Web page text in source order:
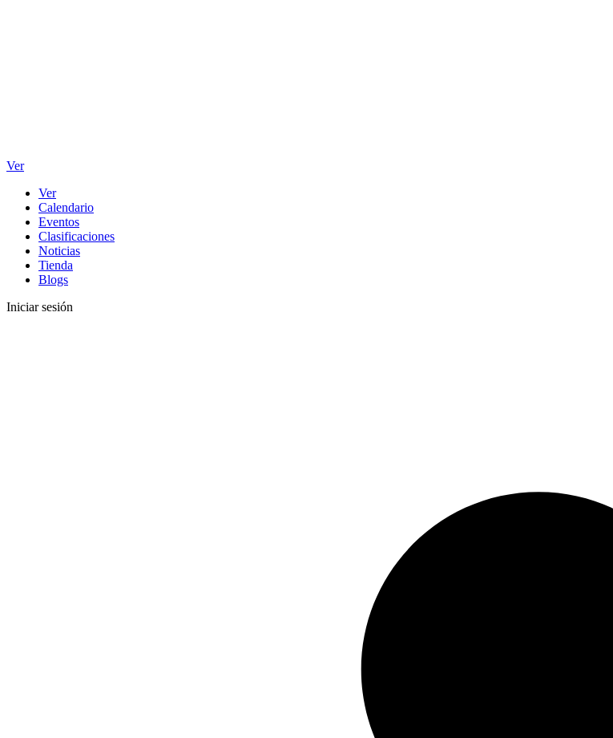
Ver
Ver
Calendario
Eventos
Clasificaciones
Noticias
Tienda
Blogs
Iniciar sesión